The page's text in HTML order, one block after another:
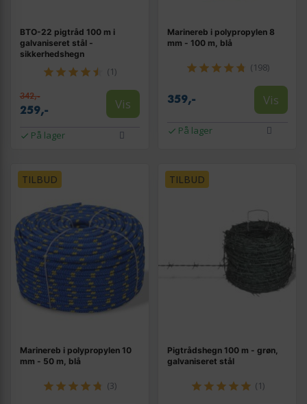
BTO-22 pigtråd 100 m i
galvaniseret stål -
sikkerhedshegn
(1)
342,-
259,- Vis
På lager
Marinereb i polypropylen 8
mm - 100 m, blå
(198)
359,- Vis
På lager
TILBUD
Marinereb i polypropylen 10
mm - 50 m, blå
(3)
TILBUD
Pigtrådshegn 100 m - grøn,
galvaniseret stål
(1)